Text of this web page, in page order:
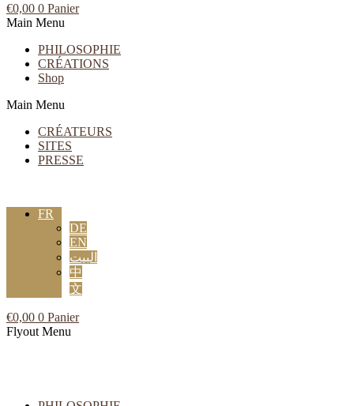
€0,00 0 Panier
Main Menu
PHILOSOPHIE
CRÉATIONS
Shop
Main Menu
CRÉATEURS
SITES
PRESSE
FR
DE
EN
البيت
中
文
€0,00 0 Panier
Flyout Menu